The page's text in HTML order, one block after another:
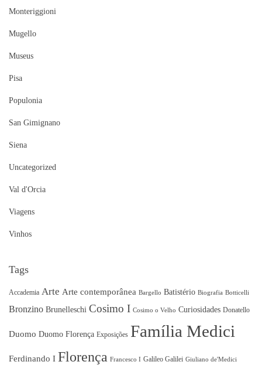
Monteriggioni
Mugello
Museus
Pisa
Populonia
San Gimignano
Siena
Uncategorized
Val d'Orcia
Viagens
Vinhos
Tags
Accademia Arte Arte contemporânea Bargello Batistério Biografia Botticelli
Bronzino Brunelleschi Cosimo I Cosimo o Velho Curiosidades Donatello
Duomo Duomo Florença Exposições Família Medici
Ferdinando I Florença Francesco I Galileo Galilei Giuliano de'Medici